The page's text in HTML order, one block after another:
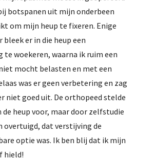
botspanen uit mijn onderbeen
om mijn heup te fixeren. Enige
er in die heup een
woekeren, waarna ik ruim een
mocht belasten en met een
was er geen verbetering en zag
niet goed uit. De orthopeed stelde
heup voor, maar door zelfstudie
overtuigd, dat verstijving de
optie was. Ik ben blij dat ik mijn
hield!